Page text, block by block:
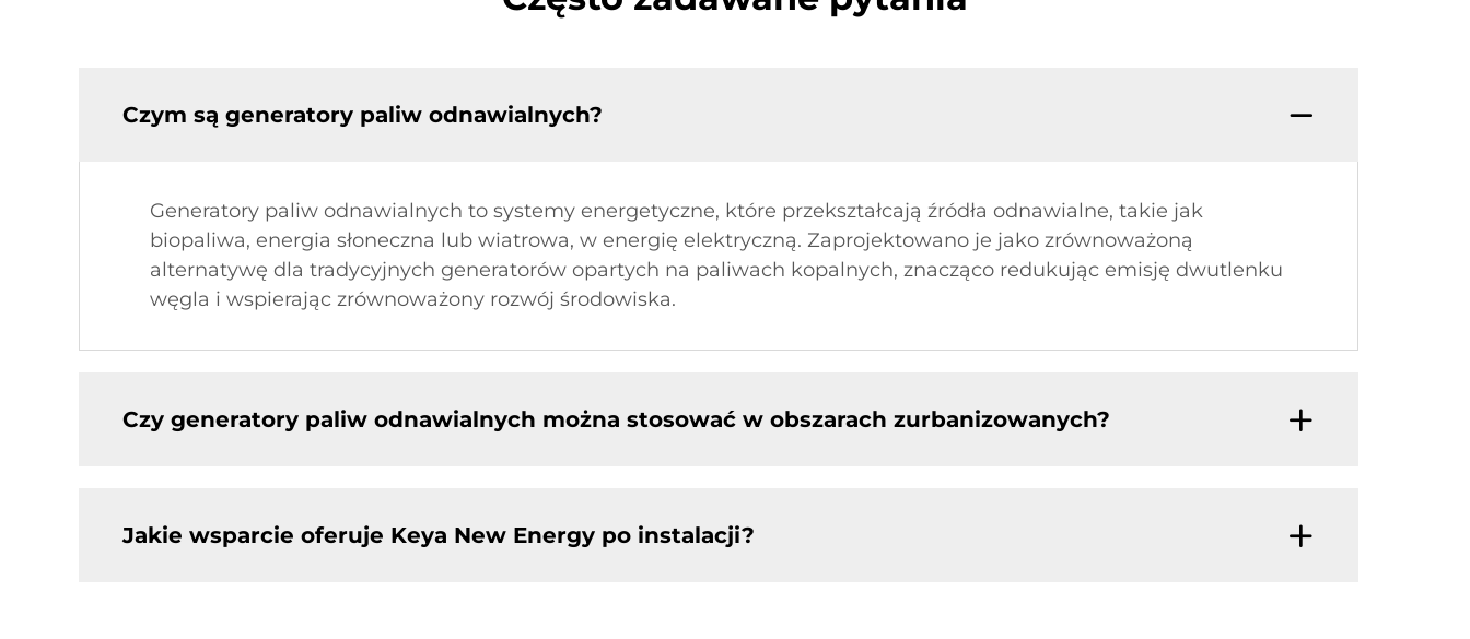
Czym są generatory paliw odnawialnych?
Generatory paliw odnawialnych to systemy energetyczne, które przekształcają źródła odnawialne, takie jak
biopaliwa, energia słoneczna lub wiatrowa, w energię elektryczną. Zaprojektowano je jako zrównoważoną
alternatywę dla tradycyjnych generatorów opartych na paliwach kopalnych, znacząco redukując emisję dwutlenku
węgla i wspierając zrównoważony rozwój środowiska.
Czy generatory paliw odnawialnych można stosować w obszarach zurbanizowanych?
Jakie wsparcie oferuje Keya New Energy po instalacji?